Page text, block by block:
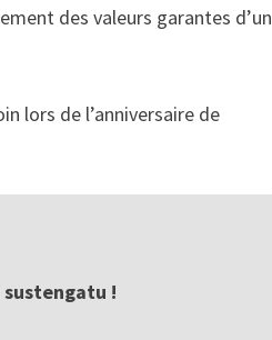
des valeurs garantes d’un
lors de l’anniversaire de
sustengatu !